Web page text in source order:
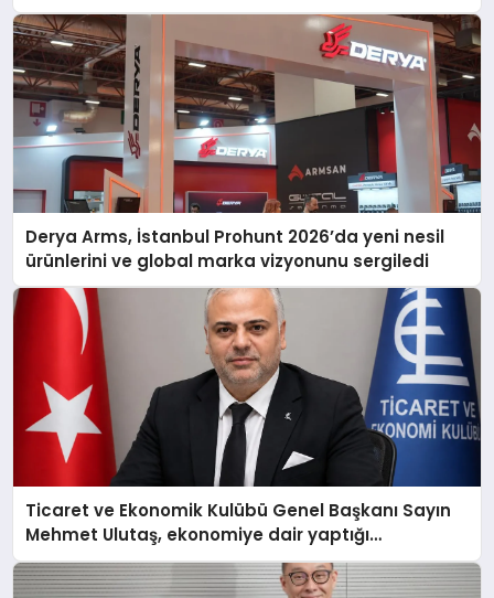
Derya Arms, İstanbul Prohunt 2026’da yeni nesil
ürünlerini ve global marka vizyonunu sergiledi
Ticaret ve Ekonomik Kulübü Genel Başkanı Sayın
Mehmet Ulutaş, ekonomiye dair yaptığı
açıklamada şunları kaydetti: